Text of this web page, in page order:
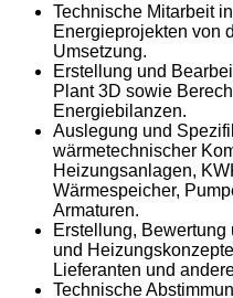
Technische Mitarbeit
Energieprojekten von
Umsetzung.
Erstellung und
Plant 3D sowie
Energiebilanzen.
Auslegung und
wärmetechnischer
Heizungsanlagen,
Wärmespeicher,
Armaturen.
Erstellung, Bewertung
und
Lieferanten und
Technische